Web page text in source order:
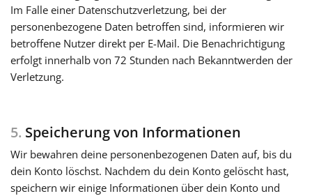
Im Falle einer Datenschutzverletzung, bei der
personenbezogene Daten betroffen sind, informieren wir
betroffene Nutzer direkt per E-Mail. Die Benachrichtigung
erfolgt innerhalb von 72 Stunden nach Bekanntwerden der
Verletzung.
5. Speicherung von Informationen
Wir bewahren deine personenbezogenen Daten auf, bis du
dein Konto löschst. Nachdem du dein Konto gelöscht hast,
speichern wir einige Informationen über dein Konto und